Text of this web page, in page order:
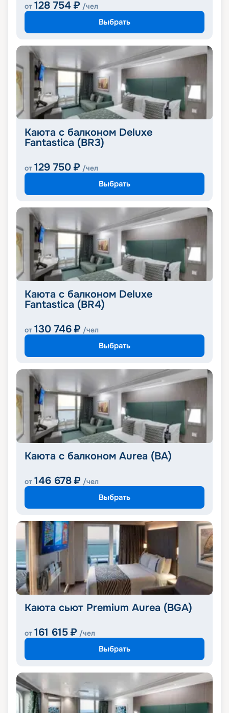
от 128 754 ₽ /чел
Выбрать
Каюта с балконом Deluxe
Fantastica (BR3)
от 129 750 ₽ /чел
Выбрать
Каюта с балконом Deluxe
Fantastica (BR4)
от 130 746 ₽ /чел
Выбрать
Каюта с балконом Aurea (BA)
от 146 678 ₽ /чел
Выбрать
Каюта сьют Premium Aurea (BGA)
от 161 615 ₽ /чел
Выбрать